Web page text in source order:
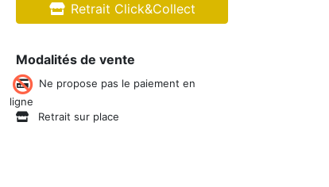
Retrait Click&Collect
Modalités de vente
Ne propose pas le paiement en
ligne
Retrait sur place